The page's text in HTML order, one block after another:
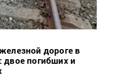
дороге в
двое погибших и